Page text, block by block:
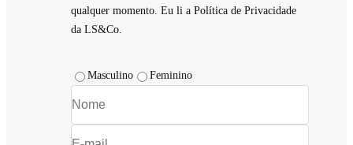
qualquer momento. Eu li a Política de Privacidade
da LS&Co.
Masculino Feminino